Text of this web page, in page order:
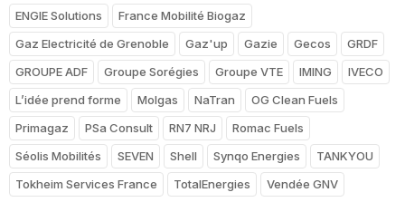
ENGIE Solutions
France Mobilité Biogaz
Gaz Electricité de Grenoble
Gaz'up Gazie Gecos
GRDF
GROUPE ADF
Groupe Sorégies Groupe VTE IMING
IVECO
L’idée prend forme
Molgas NaTran
OG Clean Fuels
Primagaz
PSa Consult RN7 NRJ
Romac Fuels
Séolis Mobilités
SEVEN Shell Synqo Energies
TANKYOU
Tokheim Services France
TotalEnergies Vendée GNV